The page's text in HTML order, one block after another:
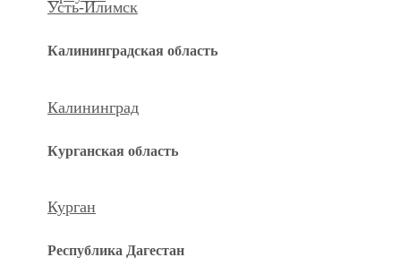
Усть-Илимск
Калининградская область
Калининград
Курганская область
Курган
Республика Дагестан